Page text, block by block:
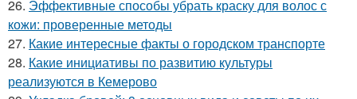
26. Эффективные способы убрать краску для волос с
кожи: проверенные методы
27. Какие интересные факты о городском транспорте
28. Какие инициативы по развитию культуры
реализуются в Кемерово